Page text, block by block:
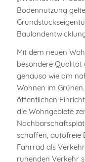
Bodennutzung
Mit dem neuen
besondere Qualität
genauso wie am
Wohnen im
öffentlichen
die Wohngebiete
schaffen, autofreie
Fahrrad als
ruhenden Verkehr